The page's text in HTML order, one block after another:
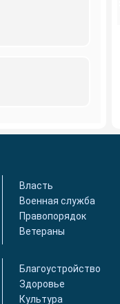
Власть
Военная служба
Правопорядок
Ветераны
Благоустройство
Здоровье
Культура